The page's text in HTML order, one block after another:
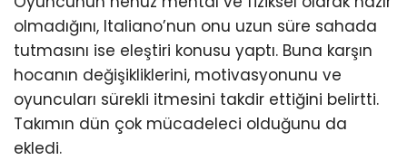
olmadığını, Italiano’nun onu uzun süre sahada
tutmasını ise eleştiri konusu yaptı. Buna karşın
hocanın değişikliklerini, motivasyonunu ve
oyuncuları sürekli itmesini takdir ettiğini belirtti.
Takımın dün çok mücadeleci olduğunu da
ekledi.